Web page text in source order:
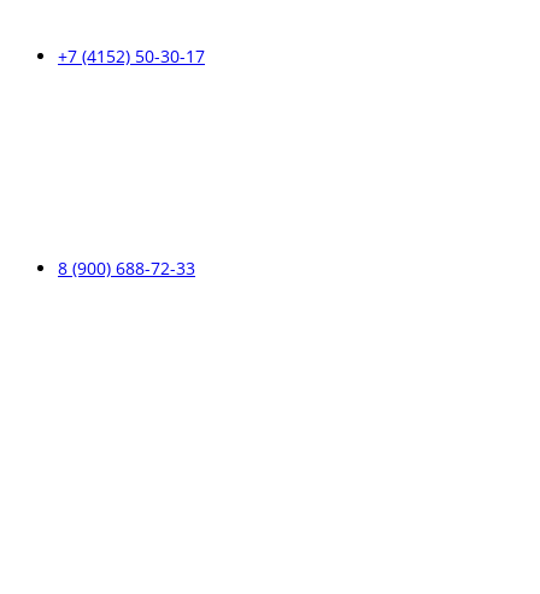
+7 (4152) 50-30-17
8 (900) 688-72-33